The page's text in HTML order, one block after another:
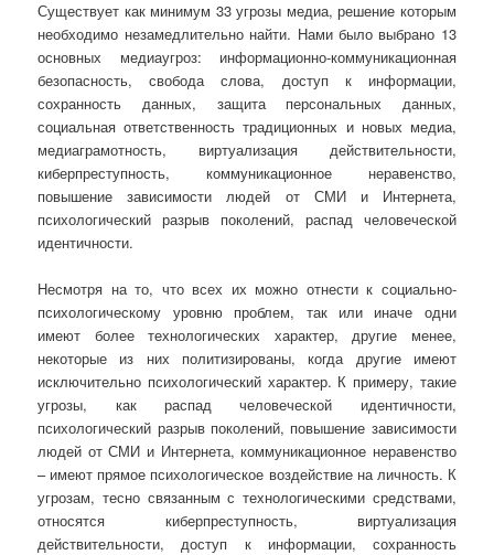
Существует как минимум 33 угрозы медиа, решение которым
необходимо незамедлительно найти. Нами было выбрано 13
основных медиаугроз: информационно-коммуникационная
безопасность, свобода слова, доступ к информации,
сохранность данных, защита персональных данных,
социальная ответственность традиционных и новых медиа,
медиаграмотность, виртуализация действительности,
киберпреступность, коммуникационное неравенство,
повышение зависимости людей от СМИ и Интернета,
психологический разрыв поколений, распад человеческой
идентичности.
Несмотря на то, что всех их можно отнести к социально-
психологическому уровню проблем, так или иначе одни
имеют более технологических характер, другие менее,
некоторые из них политизированы, когда другие имеют
исключительно психологический характер. К примеру, такие
угрозы, как распад человеческой идентичности,
психологический разрыв поколений, повышение зависимости
людей от СМИ и Интернета, коммуникационное неравенство
– имеют прямое психологическое воздействие на личность. К
угрозам, тесно связанным с технологическими средствами,
относятся киберпреступность, виртуализация
действительности, доступ к информации, сохранность